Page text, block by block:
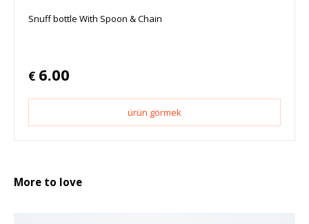
Snuff bottle With Spoon & Chain
€ 6.00
ürün görmek
More to love